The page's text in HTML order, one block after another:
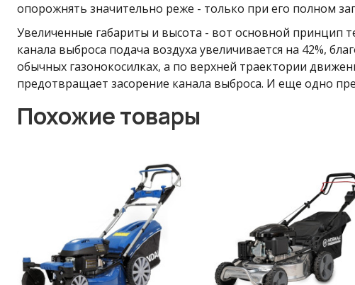
опорожнять значительно реже - только при его полном
Увеличенные габариты и высота - вот основной принцип
канала выброса подача воздуха увеличивается на 42%,
обычных газонокосилках, а по верхней траектории
предотвращает засорение канала выброса. И еще одно
Похожие товары